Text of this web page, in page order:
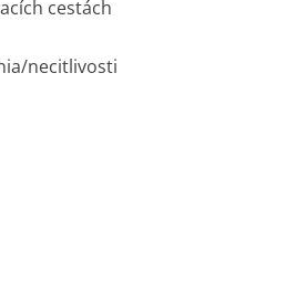
cestách
necitlivos­ti